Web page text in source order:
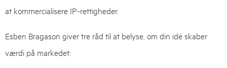
at kommercialisere IP-rettigheder.
Esben Bragason giver tre råd til at belyse, om din idé skaber
værdi på markedet: